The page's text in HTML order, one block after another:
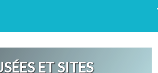
ET SITES